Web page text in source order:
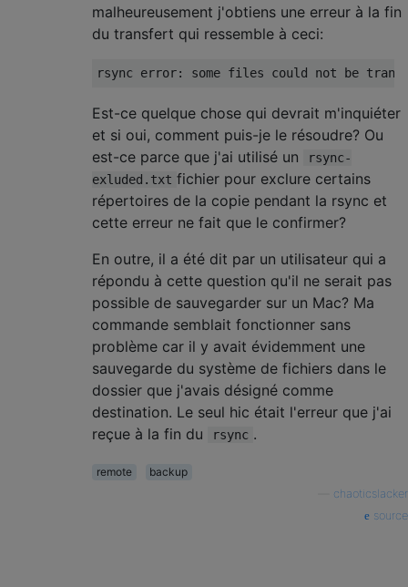
malheureusement j'obtiens une erreur à la fin
du transfert qui ressemble à ceci:
Est-ce quelque chose qui devrait m'inquiéter
et si oui, comment puis-je le résoudre? Ou
est-ce parce que j'ai utilisé un
rsync-
exluded.txt fichier pour exclure certains
répertoires de la copie pendant la rsync et
cette erreur ne fait que le confirmer?
En outre, il a été dit par un utilisateur qui a
répondu à cette question qu'il ne serait pas
possible de sauvegarder sur un Mac? Ma
commande semblait fonctionner sans
problème car il y avait évidemment une
sauvegarde du système de fichiers dans le
dossier que j'avais désigné comme
destination. Le seul hic était l'erreur que j'ai
reçue à la fin du
rsync .
remote
backup
chaoticslacker
source